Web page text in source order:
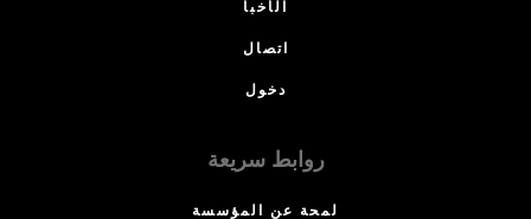
الأخبا
اتصال
دخول
روابط سريعة
لمحة عن المؤسسة